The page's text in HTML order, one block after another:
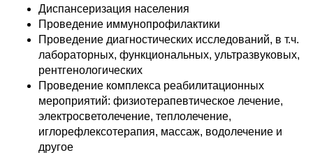
Диспансеризация населения
Проведение иммунопрофилактики
Проведение диагностических исследований, в т.ч.
лабораторных, функциональных, ультразвуковых,
рентгенологических
Проведение комплекса реабилитационных
мероприятий: физиотерапевтическое лечение,
электросветолечение, теплолечение,
иглорефлексотерапия, массаж, водолечение и
другое